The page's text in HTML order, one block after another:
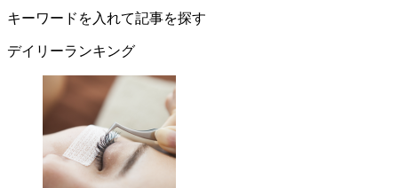
キーワードを入れて記事を探す
デイリーランキング